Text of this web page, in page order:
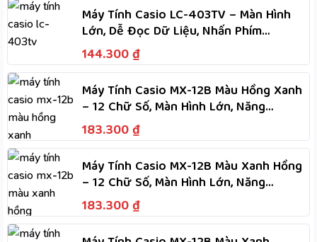
Máy Tính Casio LC-403TV – Màn Hình
Lớn, Dễ Đọc Dữ Liệu, Nhấn Phím
Nhanh, Dùng Hai Nguồn
144.300 ₫
Máy Tính Casio MX-12B Màu Hồng Xanh
– 12 Chữ Số, Màn Hình Lớn, Năng
Lượng Kép Dùng Hai Nguồn
183.300 ₫
Máy Tính Casio MX-12B Màu Xanh Hồng
– 12 Chữ Số, Màn Hình Lớn, Năng
Lượng Kép Dùng Hai Nguồn
183.300 ₫